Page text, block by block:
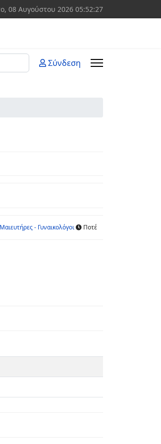
08 Αυγούστου 2026 05:52:27
Σύνδεση
Μαιευτήρες - Γυναικολόγοι Ποτέ